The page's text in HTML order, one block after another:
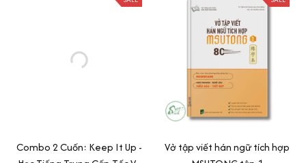
Combo 2 Cuốn: Keep It Up -
Vở tập viết hán ngữ tích hợp